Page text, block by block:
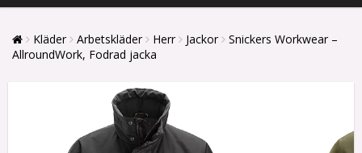
Kläder Arbetskläder Herr Jackor
Snickers Workwear –
AllroundWork, Fodrad jacka